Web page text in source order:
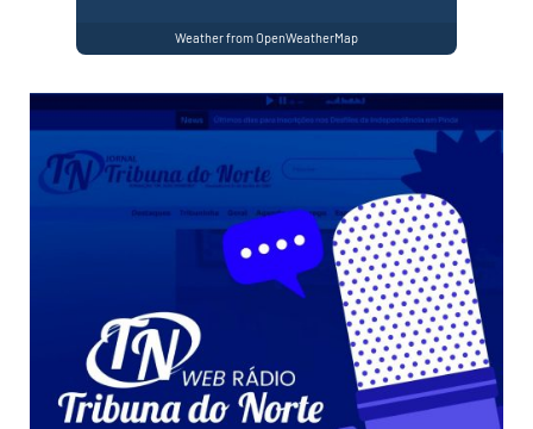
Weather from OpenWeatherMap